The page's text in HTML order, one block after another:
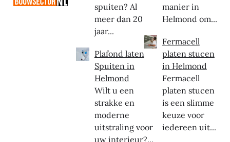
spuiten? Al
meer dan 20
jaar...
Plafond laten
Spuiten in
Helmond
Wilt u een
strakke en
moderne
uitstraling voor
uw interieur?...
manier in
Helmond om...
Fermacell
platen stucen
in Helmond
Fermacell
platen stucen
is een slimme
keuze voor
iedereen uit...